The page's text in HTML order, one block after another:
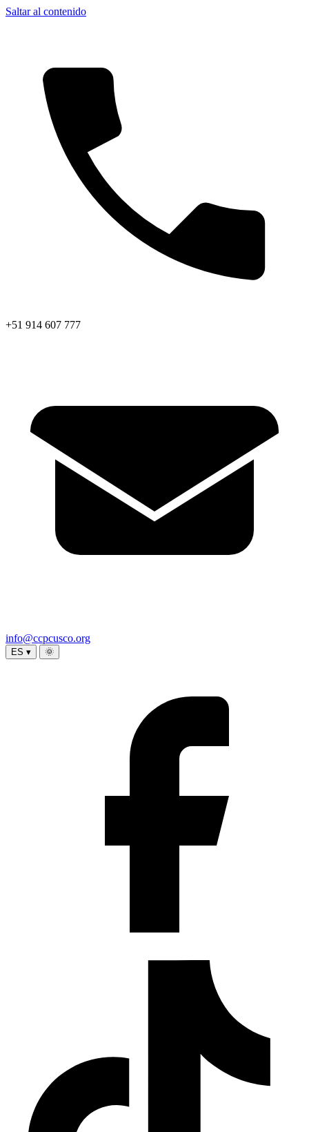
Saltar al contenido
+51 914 607 777
info@ccpcusco.org
ES ▾ 🌞